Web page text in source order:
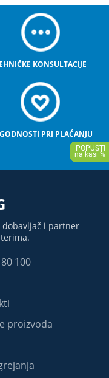
KONSULTACIJE
PRI PLAĆANJU
dobavljač i partner
100
proizvoda